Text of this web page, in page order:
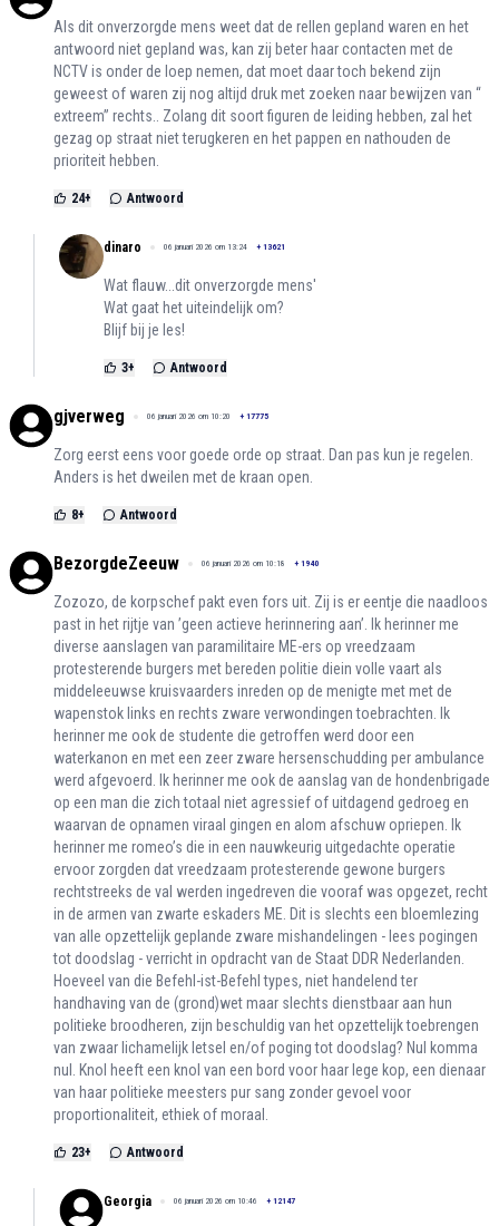
Als dit onverzorgde mens weet dat de rellen gepland waren en het
antwoord niet gepland was, kan zij beter haar contacten met de
NCTV is onder de loep nemen, dat moet daar toch bekend zijn
geweest of waren zij nog altijd druk met zoeken naar bewijzen van “
extreem” rechts.. Zolang dit soort figuren de leiding hebben, zal het
gezag op straat niet terugkeren en het pappen en nathouden de
prioriteit hebben.
24+ Antwoord
dinaro 06 januari 2026 om 13:24 + 13621
Wat flauw...dit onverzorgde mens'
Wat gaat het uiteindelijk om?
Blijf bij je les!
3+ Antwoord
gjverweg 06 januari 2026 om 10:20 + 17775
Zorg eerst eens voor goede orde op straat. Dan pas kun je regelen.
Anders is het dweilen met de kraan open.
8+ Antwoord
BezorgdeZeeuw 06 januari 2026 om 10:18 + 1940
Zozozo, de korpschef pakt even fors uit. Zij is er eentje die naadloos
past in het rijtje van ’geen actieve herinnering aan’. Ik herinner me
diverse aanslagen van paramilitaire ME-ers op vreedzaam
protesterende burgers met bereden politie diein volle vaart als
middeleeuwse kruisvaarders inreden op de menigte met met de
wapenstok links en rechts zware verwondingen toebrachten. Ik
herinner me ook de studente die getroffen werd door een
waterkanon en met een zeer zware hersenschudding per ambulance
werd afgevoerd. Ik herinner me ook de aanslag van de hondenbrigade
op een man die zich totaal niet agressief of uitdagend gedroeg en
waarvan de opnamen viraal gingen en alom afschuw opriepen. Ik
herinner me romeo’s die in een nauwkeurig uitgedachte operatie
ervoor zorgden dat vreedzaam protesterende gewone burgers
rechtstreeks de val werden ingedreven die vooraf was opgezet, recht
in de armen van zwarte eskaders ME. Dit is slechts een bloemlezing
van alle opzettelijk geplande zware mishandelingen - lees pogingen
tot doodslag - verricht in opdracht van de Staat DDR Nederlanden.
Hoeveel van die Befehl-ist-Befehl types, niet handelend ter
handhaving van de (grond)wet maar slechts dienstbaar aan hun
politieke broodheren, zijn beschuldig van het opzettelijk toebrengen
van zwaar lichamelijk letsel en/of poging tot doodslag? Nul komma
nul. Knol heeft een knol van een bord voor haar lege kop, een dienaar
van haar politieke meesters pur sang zonder gevoel voor
proportionaliteit, ethiek of moraal.
23+ Antwoord
Georgia 06 januari 2026 om 10:46 + 12147